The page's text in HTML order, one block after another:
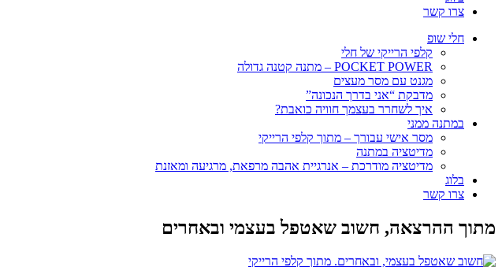
צרו קשר
חלי שופ
קלפי הרייקי של חלי
POCKET POWER – מתנה קטנה גדולה
מגנט עם מסר מעצים
מדבקת “אני בדרך הנכונה”
איך לשחרר בעצמך חוויה כואבת?
במתנה ממני
מסר אישי עבורך – מתוך קלפי הרייקי
מדיטציה במתנה
מדיטציה מודרכת – אנרגיית אהבה מרפאת, מרגיעה ומאזנת
בלוג
צרו קשר
מתוך ההרצאה, חשוב שאטפל בעצמי ובאחרים